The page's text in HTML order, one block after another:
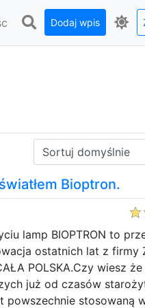
Dodaj wpis
Sortuj:
Bioptron.
lamp BIOPTRON to
ostatnich lat z firmy
POLSKA.Czy wiesz że
już od czasów
powszechnie stosowaną